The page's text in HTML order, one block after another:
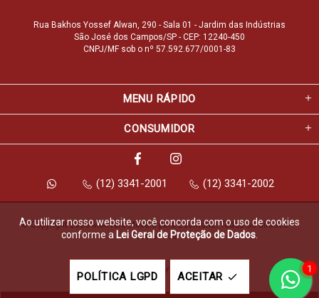
Rua Bakhos Yossef Alwan, 290 - Sala 01 - Jardim das Indústrias
São José dos Campos/SP - CEP: 12240-450
CNPJ/MF sob o nº 57.592.677/0001-83
MENU RÁPIDO
CONSUMIDOR
(12) 3341-2001 (12) 3341-2002
© Copyright 2026 Marfvale Móveis para Escritório. Todos os direitos
reservados.
Feito com pela
Ao utilizar nosso website, você concorda com o uso de cookies
conforme a Lei Geral de Proteção de Dados
POLÍTICA LGPD ACEITAR
1